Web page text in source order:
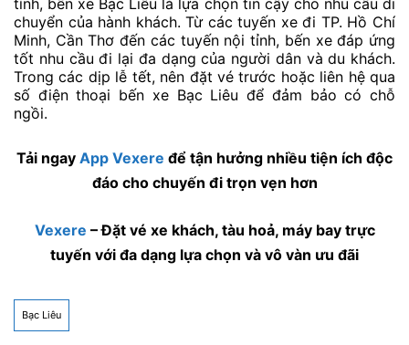
chuyển của hành khách. Từ các tuyến xe đi TP. Hồ Chí
Minh, Cần Thơ đến các tuyến nội tỉnh, bến xe đáp ứng
tốt nhu cầu đi lại đa dạng của người dân và du khách.
Trong các dịp lễ tết, nên đặt vé trước hoặc liên hệ qua
số điện thoại bến xe Bạc Liêu để đảm bảo có chỗ
ngồi.
Tải ngay App Vexere để tận hưởng nhiều tiện ích độc
đáo cho chuyến đi trọn vẹn hơn
Vexere – Đặt vé xe khách, tàu hoả, máy bay trực
tuyến với đa dạng lựa chọn và vô vàn ưu đãi
Bạc Liêu